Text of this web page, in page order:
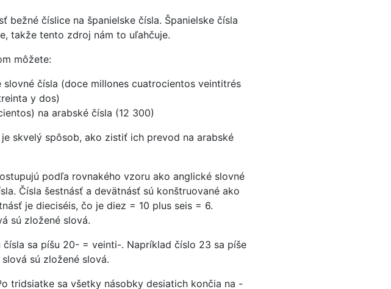
číslice na španielske čísla. Španielske čísla
takže tento zdroj nám to uľahčuje.
môžete:
čísla (doce millones cuatrocientos veintitrés
y dos)
na arabské čísla (12 300)
skvelý spôsob, ako zistiť ich prevod na arabské
podľa rovnakého vzoru ako anglické slovné
Čísla šestnásť a devätnásť sú konštruované ako
je dieciséis, čo je diez = 10 plus seis = 6.
sú zložené slová.
sa píšu 20- = veinti-. Napríklad číslo 23 sa píše
sú zložené slová.
tridsiatke sa všetky násobky desiatich končia na -